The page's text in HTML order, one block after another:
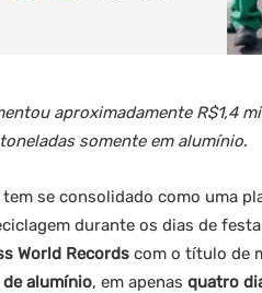
aproximadamente R$1,4
somente em alumínio.
tem se consolidado como uma
durante os dias de
World Records com o título de
alumínio, em apenas quatro